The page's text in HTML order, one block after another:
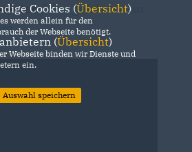
Hier geht es zum
Cookies (Übersicht)
werden allein für den
der Webseite benötigt.
(Übersicht)
Webseite binden wir Dienste und
ein.
Auswahl speichern